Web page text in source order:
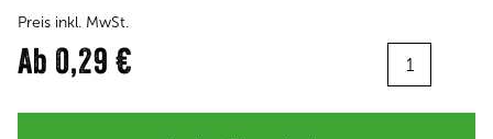
Preis inkl. MwSt.
Ab 0,29 €